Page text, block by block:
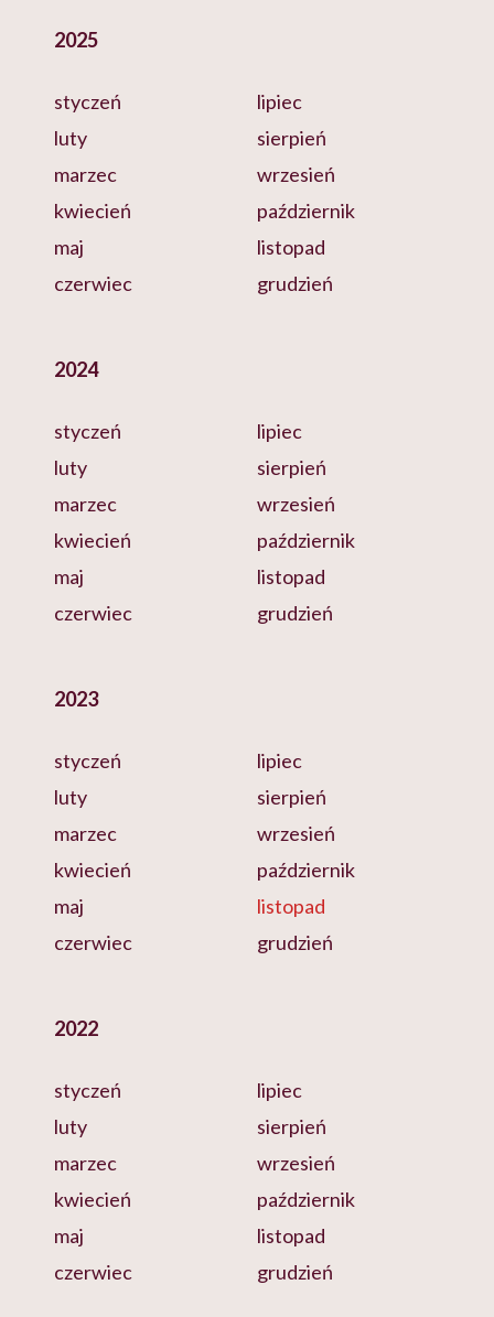
2025
styczeń
luty
marzec
kwiecień
maj
czerwiec
lipiec
sierpień
wrzesień
październik
listopad
grudzień
2024
styczeń
luty
marzec
kwiecień
maj
czerwiec
lipiec
sierpień
wrzesień
październik
listopad
grudzień
2023
styczeń
luty
marzec
kwiecień
maj
czerwiec
lipiec
sierpień
wrzesień
październik
listopad
grudzień
2022
styczeń
luty
marzec
kwiecień
maj
czerwiec
lipiec
sierpień
wrzesień
październik
listopad
grudzień